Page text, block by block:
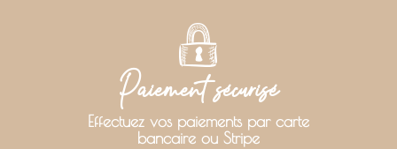
Paiement sécurisé
Effectuez vos paiements par carte
bancaire ou Stripe